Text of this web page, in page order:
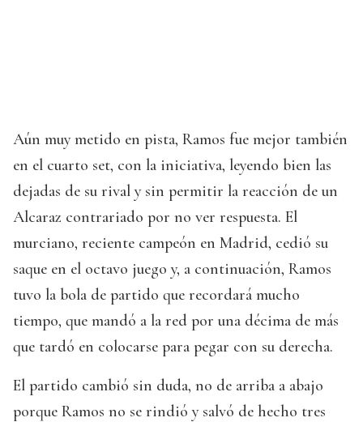
Aún muy metido en pista, Ramos fue mejor también
en el cuarto set, con la iniciativa, leyendo bien las
dejadas de su rival y sin permitir la reacción de un
Alcaraz contrariado por no ver respuesta. El
murciano, reciente campeón en Madrid, cedió su
saque en el octavo juego y, a continuación, Ramos
tuvo la bola de partido que recordará mucho
tiempo, que mandó a la red por una décima de más
que tardó en colocarse para pegar con su derecha.
El partido cambió sin duda, no de arriba a abajo
porque Ramos no se rindió y salvó de hecho tres